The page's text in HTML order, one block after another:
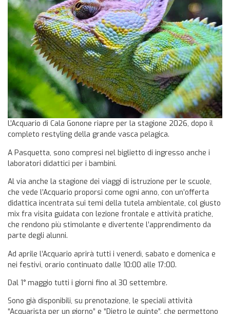
L’Acquario di Cala Gonone riapre per la stagione 2026, dopo il
completo restyling della grande vasca pelagica.
A Pasquetta, sono compresi nel biglietto di ingresso anche i
laboratori didattici per i bambini.
Al via anche la stagione dei viaggi di istruzione per le scuole,
che vede l’Acquario proporsi come ogni anno, con un’offerta
didattica incentrata sui temi della tutela ambientale, col giusto
mix fra visita guidata con lezione frontale e attività pratiche,
che rendono più stimolante e divertente l’apprendimento da
parte degli alunni.
Ad aprile l’Acquario aprirà tutti i venerdì, sabato e domenica e
nei festivi, orario continuato dalle 10:00 alle 17:00.
Dal 1° maggio tutti i giorni fino al 30 settembre.
Sono già disponibili, su prenotazione, le speciali attività
“Acquarista per un giorno” e “Dietro le quinte”, che permettono